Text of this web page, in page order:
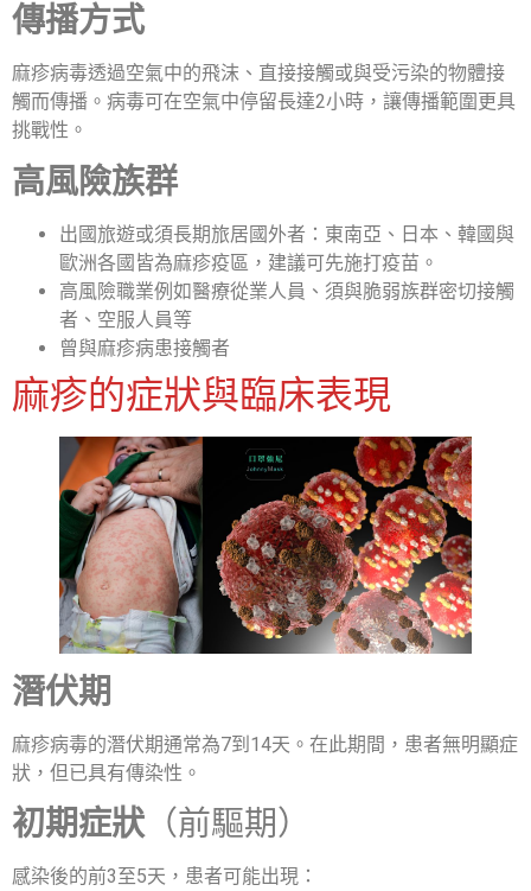
傳播方式
麻疹病毒透過空氣中的飛沫、直接接觸或與受污染的物體接
觸而傳播。病毒可在空氣中停留長達2小時，讓傳播範圍更具
挑戰性。
高風險族群
出國旅遊或須長期旅居國外者：東南亞、日本、韓國與
歐洲各國皆為麻疹疫區，建議可先施打疫苗。
高風險職業例如醫療從業人員、須與脆弱族群密切接觸
者、空服人員等
曾與麻疹病患接觸者
麻疹的症狀與臨床表現
潛伏期
麻疹病毒的潛伏期通常為7到14天。在此期間，患者無明顯症
狀，但已具有傳染性。
初期症狀 （前驅期）
感染後的前3至5天，患者可能出現：